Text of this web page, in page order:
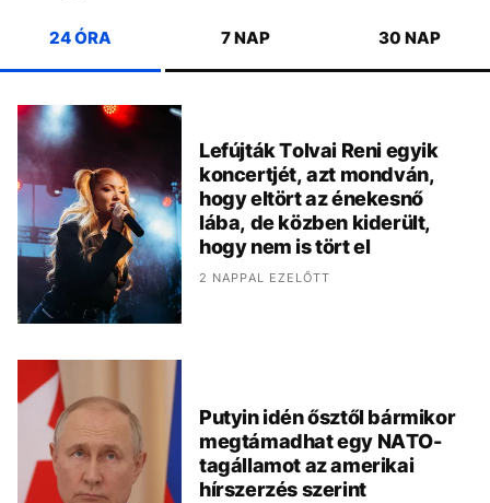
24 ÓRA 7 NAP 30 NAP
Lefújták Tolvai Reni egyik
koncertjét, azt mondván,
hogy eltört az énekesnő
lába, de közben kiderült,
hogy nem is tört el
2 NAPPAL EZELŐTT
Putyin idén ősztől bármikor
megtámadhat egy NATO-
tagállamot az amerikai
hírszerzés szerint